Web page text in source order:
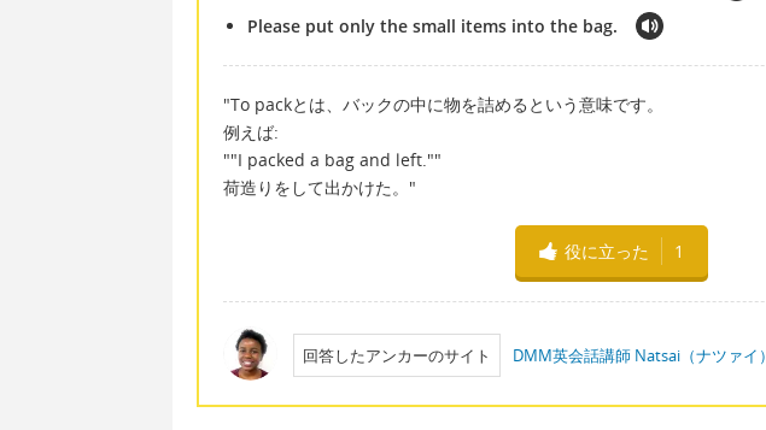
Please put only the small items into the bag.
"To packとは、バックの中に物を詰めるという意味です。
例えば:
""I packed a bag and left.""
荷造りをして出かけた。"
役に立った 1
回答したアンカーのサイト DMM英会話講師 Natsai（ナツァイ）